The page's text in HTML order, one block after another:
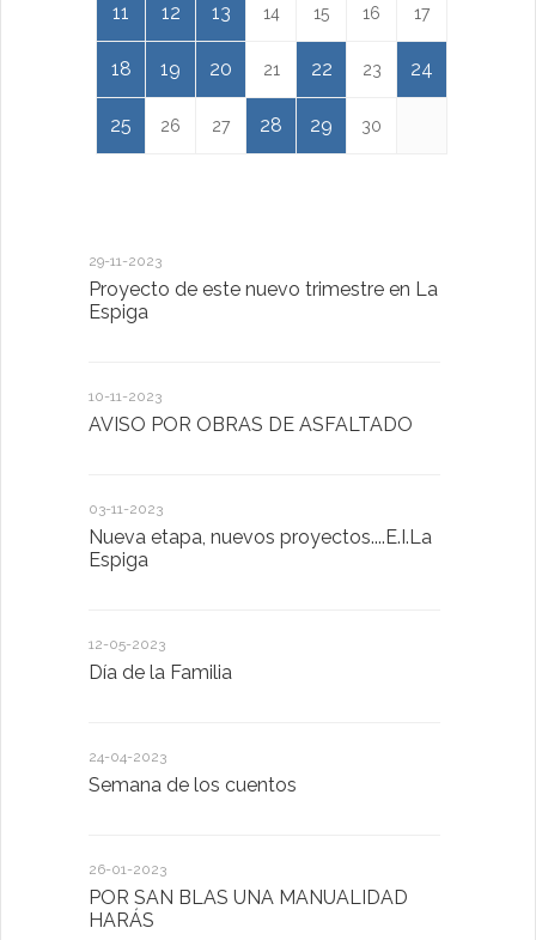
11 12 13 14 15 16 17
18 19 20 21 22 23 24
25 26 27 28 29 30
29-11-2023
Proyecto de este nuevo trimestre en La
Espiga
10-11-2023
AVISO POR OBRAS DE ASFALTADO
03-11-2023
Nueva etapa, nuevos proyectos....E.I.La
Espiga
12-05-2023
Día de la Familia
24-04-2023
Semana de los cuentos
26-01-2023
POR SAN BLAS UNA MANUALIDAD
HARÁS